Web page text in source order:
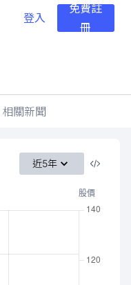
登入
免費註
冊
相關新聞
近5年